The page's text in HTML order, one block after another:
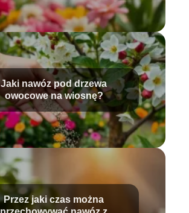
Jaki nawóz pod drzewa
owocowe na wiosnę?
Przez jaki czas można